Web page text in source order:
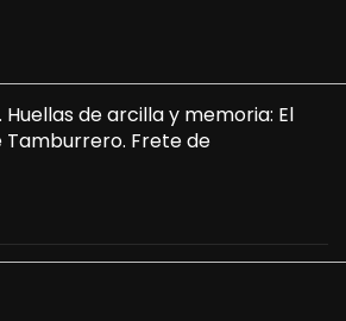
Huellas de arcilla y memoria: El
Frete de